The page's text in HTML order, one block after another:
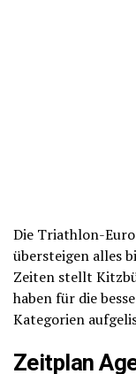
Die Triathlon-
übersteigen alles
Zeiten stellt
haben für die
Kategorien
Zeitplan